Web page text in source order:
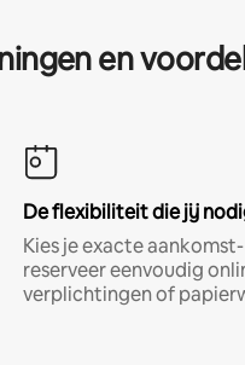
en
De flexibiliteit die jij
Kies je exacte
reserveer eenvoudig
verplichtingen of